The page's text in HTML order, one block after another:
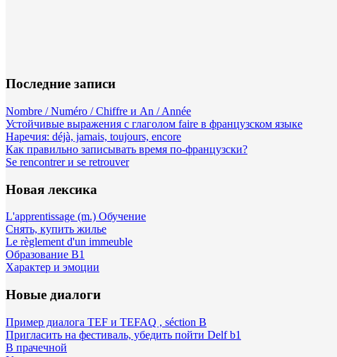
Последние записи
Nombre / Numéro / Chiffre и An / Année
Устойчивые выражения с глаголом faire в французском языке
Наречия: déjà, jamais, toujours, encore
Как правильно записывать время по-французски?
Se rencontrer и se retrouver
Новая лексика
L'apprentissage (m.) Обучение
Снять, купить жилье
Le règlement d'un immeuble
Образование B1
Характер и эмоции
Новые диалоги
Пример диалога TEF и TEFAQ , séction B
Пригласить на фестиваль, убедить пойти Delf b1
В прачечной